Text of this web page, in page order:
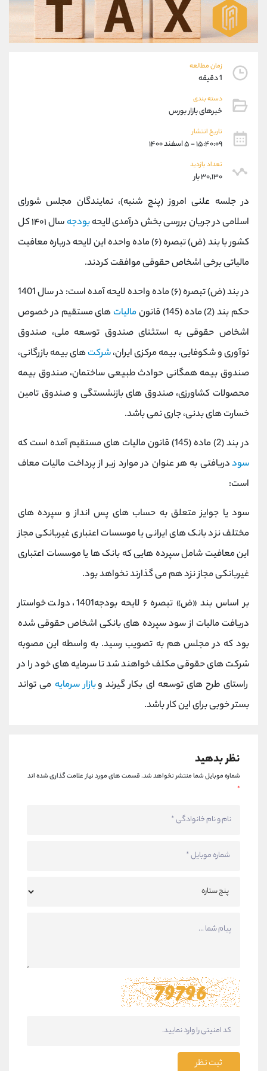
زمان مطالعه
1 دقیقه
دسته بندی
خبرهای بازار بورس
تاریخ انتشار
۱۵:۴۰:۰۹ - ۵ اسفند ۱۴۰۰
تعداد بازدید
۳۰,۱۳۰ بار
در جلسه علنی امروز (پنج شنبه)، نمایندگان مجلس شورای
اسلامی در جریان بررسی بخش درآمدی لایحهبودجه
سال ۱۴۰۱ کل
کشور با بند (ض) تبصره (۶) ماده واحده این لایحه درباره معافیت
مالیاتی برخی اشخاص حقوقی موافقت کردند.
در بند (ض) تبصره (۶) ماده واحده لایحه آمده است: در سال 1401
حکم بند (2) ماده (145) قانون
مالیات های مستقیم در خصوص
اشخاص حقوقی به استثنای صندوق توسعه ملی، صندوق
نوآوری و شکوفایی، بیمه مرکزی ایران،شرکتهای بیمه بازرگانی،
صندوق بیمه همگانی حوادث طبیعی ساختمان، صندوق بیمه
محصولات کشاورزی، صندوق های بازنشستگی و صندوق تامین
خسارت های بدنی، جاری نمی باشد.
در بند (2) ماده (145) قانون مالیات های مستقیم آمده است که
سوددریافتی به هر عنوان در موارد زیر از پرداخت مالیات معاف
است:
سود یا جوایز متعلق به حساب های پس انداز و سپرده های
مختلف نزد بانک های ایرانی یا موسسات اعتباری غیربانکی مجاز
این معافیت شامل سپرده هایی که بانک ها یا موسسات اعتباری
غیربانکی مجاز نزد هم می ­گذارند نخواهد بود.
بر اساس بند «ض» تبصره ۶ لایحه بودجه1401، دولت خواستار
دریافت مالیات از سود سپرده های بانکی اشخاص حقوقی شده
بود که در مجلس هم به تصویب رسید. به واسطه این مصوبه
شرکت های حقوقی مکلف خواهند شد تا سرمایه های خود را در
راستای طرح های توسعه ای بکار گیرند وبازار سرمایه می تواند
بستر خوبی برای این کار باشد.
نظر بدهید
شماره موبایل شما منتشر نخواهد شد.قسمت های مورد نیاز علامت گذاری شده اند
*
ثبت نظر
09927779040
واتساپ شروع گفتگو
تلگرام @Armteam_admin_por
پشتیبان فروش
موبایل
واتساپ
تلگرام
داخلی
اطلاعات تماس (دفتر فروش)
021-22021030
بدون پیش شماره 90001030
اینستاگرام @alireza.mehrabii
کانال تلگرام @alirezamehrabi_com